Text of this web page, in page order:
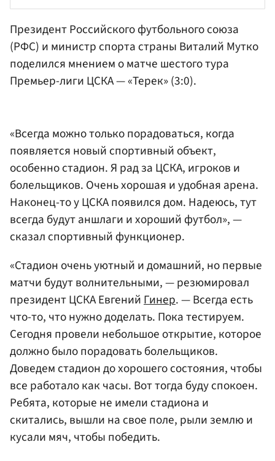
ПрезидентРоссийского футбольного союза
(РФС) и министр спорта страны Виталий Мутко
поделился мнением о матче шестого тура
Премьер-лиги ЦСКА — «Терек» (3:0).
«Всегда можно только порадоваться, когда
появляется новый спортивный объект,
особенно стадион. Я рад за ЦСКА, игроков и
болельщиков. Очень хорошая и удобная арена.
Наконец-то у ЦСКА появился дом. Надеюсь, тут
всегда будут аншлаги и хороший футбол», —
сказал спортивный функционер.
«Стадион очень уютный и домашний, но первые
матчи будут волнительными, — резюмировал
президент ЦСКА ЕвгенийГинер. — Всегда есть
что-то, что нужно доделать. Пока тестируем.
Сегодня провели небольшое открытие, которое
должно было порадовать болельщиков.
Доведем стадион до хорошего состояния, чтобы
все работало как часы. Вот тогда буду спокоен.
Ребята, которые не имели стадиона и
скитались, вышли на свое поле, рыли землю и
кусали мяч, чтобы победить.